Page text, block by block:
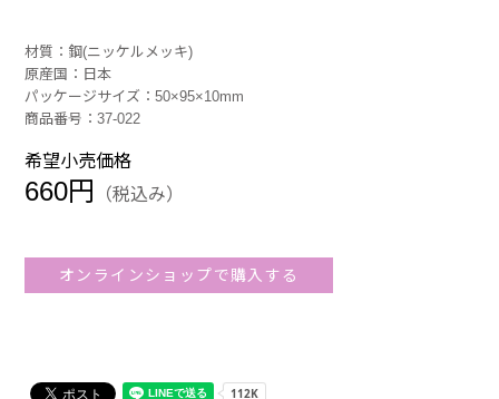
材質：鋼(ニッケルメッキ)
原産国：日本
パッケージサイズ：50×95×10mm
商品番号：37-022
希望小売価格
660円 （税込み）
オンラインショップで購入する